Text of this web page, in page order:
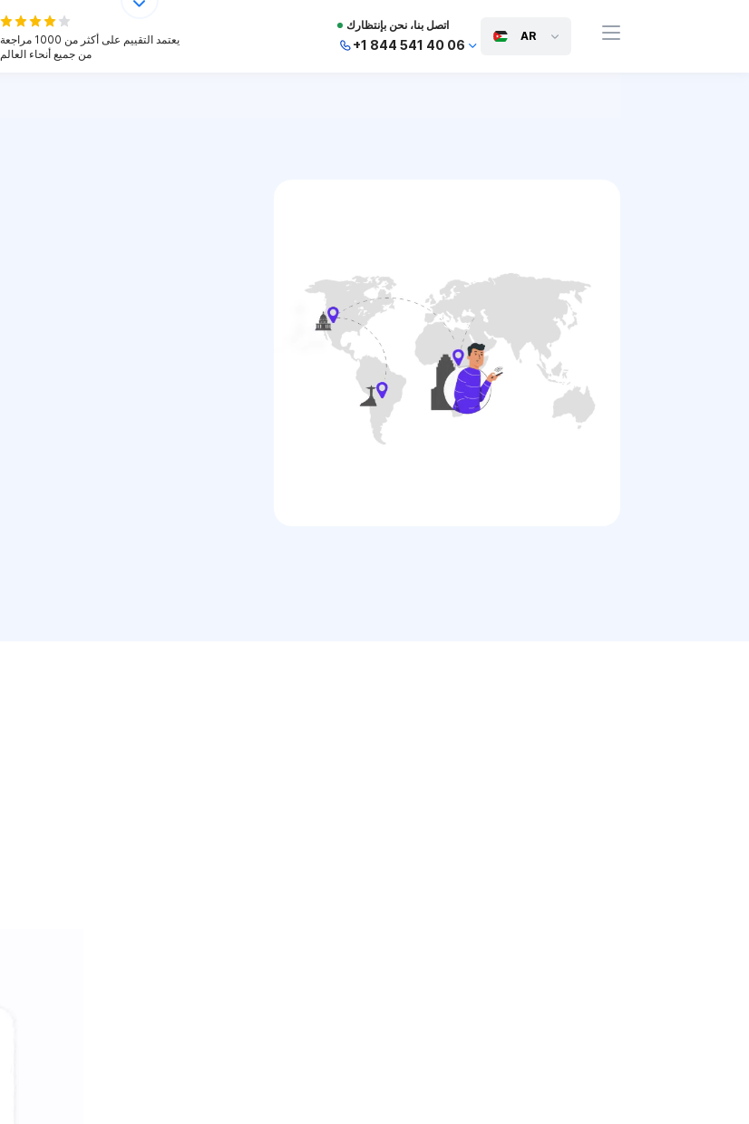
يعتمد التقييم على أكثر من 1000 مراجعة
من جميع أنحاء العالم
اتصل بنا، نحن بإنتظارك
+1 844 541 40 06
AR